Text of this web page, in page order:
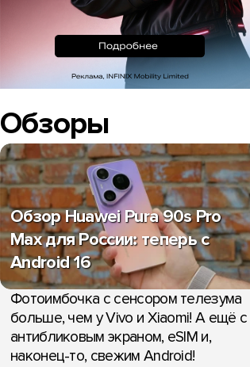
Обзоры
Обзор Huawei Pura 90s Pro
Max для России: теперь с
Android 16
Фотоимбочка с сенсором телезума
больше, чем у Vivo и Xiaomi! А ещё с
антибликовым экраном, eSIM и,
наконец-то, свежим Android!